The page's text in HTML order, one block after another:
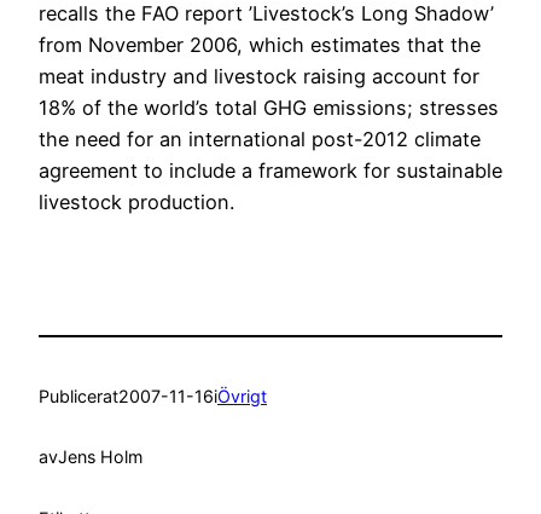
recalls the FAO report ’Livestock’s Long Shadow’
from November 2006, which estimates that the
meat industry and livestock raising account for
18% of the world’s total GHG emissions; stresses
the need for an international post-2012 climate
agreement to include a framework for sustainable
livestock production.
Publicerat2007-11-16iÖvrigt
avJens Holm